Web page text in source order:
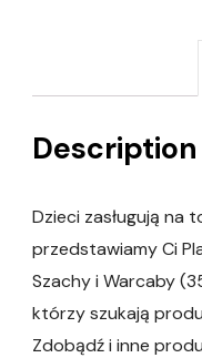
Description
Dzieci zasługują na
przedstawiamy Ci
Szachy i Warcaby
którzy szukają
Zdobądź i inne